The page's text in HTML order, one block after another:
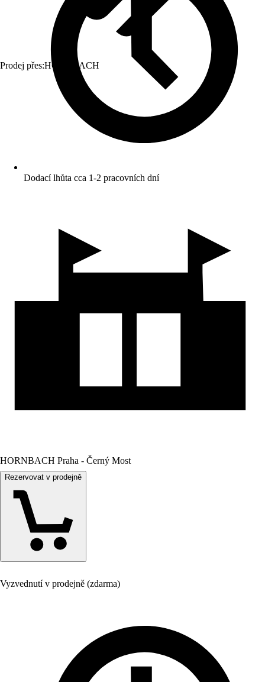
Prodej přes:HORNBACH
Dodací lhůta cca 1-2 pracovních dní
HORNBACH Praha - Černý Most
Rezervovat v prodejně
Vyzvednutí v prodejně (zdarma)